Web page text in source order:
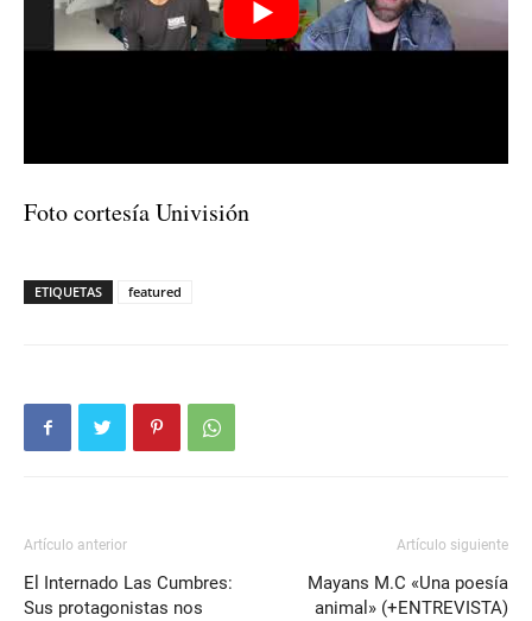
Foto cortesía Univisión
ETIQUETAS featured
Artículo anterior
El Internado Las Cumbres:
Sus protagonistas nos
Artículo siguiente
Mayans M.C «Una poesía
animal» (+ENTREVISTA)